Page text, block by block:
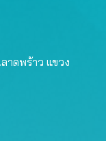
าดพร้าว แขวง